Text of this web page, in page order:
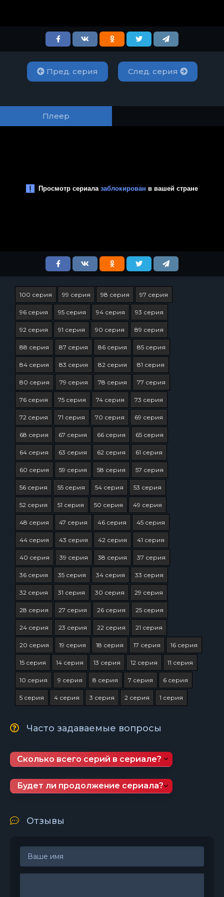
Пред. серия След. серия
Плеер
100 серия 99 серия 98 серия 97 серия
96 серия 95 серия 94 серия 93 серия
92 серия 91 серия 90 серия 89 серия
88 серия 87 серия 86 серия 85 серия
84 серия 83 серия 82 серия 81 серия
80 серия 79 серия 78 серия 77 серия
76 серия 75 серия 74 серия 73 серия
72 серия 71 серия 70 серия 69 серия
68 серия 67 серия 66 серия 65 серия
64 серия 63 серия 62 серия 61 серия
60 серия 59 серия 58 серия 57 серия
56 серия 55 серия 54 серия 53 серия
52 серия 51 серия 50 серия 49 серия
48 серия 47 серия 46 серия 45 серия
44 серия 43 серия 42 серия 41 серия
40 серия 39 серия 38 серия 37 серия
36 серия 35 серия 34 серия 33 серия
32 серия 31 серия 30 серия 29 серия
28 серия 27 серия 26 серия 25 серия
24 серия 23 серия 22 серия 21 серия
20 серия 19 серия 18 серия 17 серия 16 серия
15 серия 14 серия 13 серия 12 серия 11 серия
10 серия 9 серия 8 серия 7 серия 6 серия
5 серия 4 серия 3 серия 2 серия 1 серия
Часто задаваемые вопросы
Сколько всего серий в сериале?
Будет ли продолжение сериала?
Отзывы